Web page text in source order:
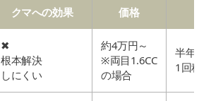
クマへの効果 価格
✖
根本解決
しにくい
約4万円～
※両目1.6CC
の場合
半年に
1回程